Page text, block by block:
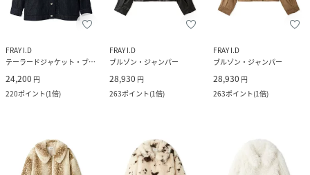
FRAY I.D
テーラードジャケット・ブレザー
24,200 円
220ポイント(1倍)
FRAY I.D
ブルゾン・ジャンパー
28,930 円
263ポイント(1倍)
FRAY I.D
ブルゾン・ジャンパー
28,930 円
263ポイント(1倍)